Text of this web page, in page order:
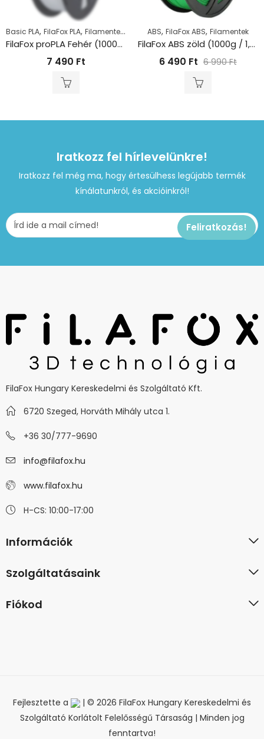
Basic PLA, FilaFox PLA, Filamentek ,
FilaFox proPLA Fehér (1000g / 1,75mm)
7 490 Ft
ABS, FilaFox ABS, Filamentek
FilaFox ABS zöld (1000g / 1,75mm)
6 490 Ft 6 990Ft
Iratkozz fel hírlevelünkre!
Iratkozz fel még ma, hogy értesülhess legújabb termék
kínálatunkról, és akcióinkról!
FilaFox Hungary Kereskedelmi és Szolgáltató Kft.
6720 Szeged, Horváth Mihály utca 1.
+36 30/777-9690
info@filafox.hu
www.filafox.hu
H-CS: 10:00-17:00
Információk
Szolgáltatásaink
Fiókod
Fejlesztette a
| © 2026 FilaFox Hungary Kereskedelmi és
Szolgáltató Korlátolt Felelősségű Társaság | Minden jog
fenntartva!